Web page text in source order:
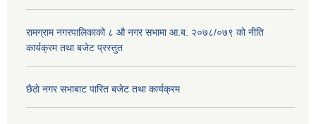
‍रामग्राम नगरपालिकाको ८ औ नगर सभामा आ‍.ब. २०७८/०७९ को नीति
कार्यक्रम तथा बजेट प्रस्तुत
छै‌ठाे नगर सभाबाट पारित बजेट तथा कार्यक्रम